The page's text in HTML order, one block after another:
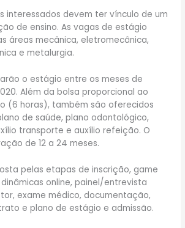
interessados devem ter vínculo de um
de ensino. As vagas de estágio
áreas mecânica, eletromecânica,
e metalurgia.
o estágio entre os meses de
Além da bolsa proporcional ao
(6 horas), também são oferecidos
de saúde, plano odontológico,
transporte e auxílio refeição. O
de 12 a 24 meses.
pelas etapas de inscrição, game
dinâmicas online, painel/entrevista
exame médico, documentação,
e plano de estágio e admissão.